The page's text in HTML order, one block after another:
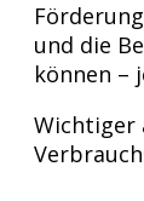
und die
können –
Wichtiger